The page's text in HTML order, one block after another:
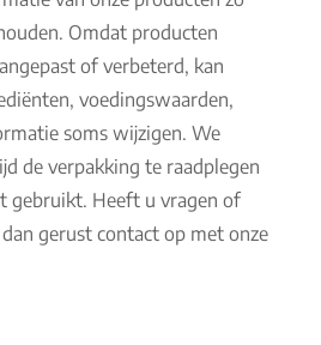
Omdat producten
of verbeterd, kan
voedingswaarden,
soms wijzigen. We
de verpakking te raadplegen
gebruikt. Heeft u vragen of
gerust contact op met onze